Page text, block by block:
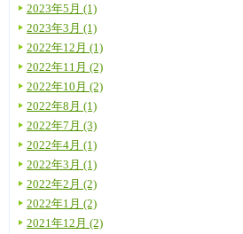
2023年5月 (1)
2023年3月 (1)
2022年12月 (1)
2022年11月 (2)
2022年10月 (2)
2022年8月 (1)
2022年7月 (3)
2022年4月 (1)
2022年3月 (1)
2022年2月 (2)
2022年1月 (2)
2021年12月 (2)